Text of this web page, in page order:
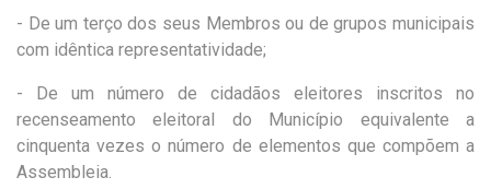
- De um terço dos seus Membros ou de grupos municipais
com idêntica representatividade;
- De um número de cidadãos eleitores inscritos no
recenseamento eleitoral do Município equivalente a
cinquenta vezes o número de elementos que compõem a
Assembleia.